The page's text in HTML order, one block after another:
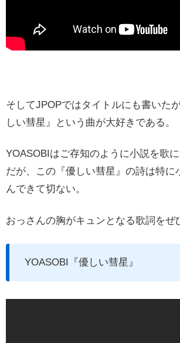
そしてJPOPではタイトルにも書いた
しい彗星』という曲が大好きである。
YOASOBIはご存知のように小説を歌
だが、この『優しい彗星』の詩は特に
んできて切ない。
おっさんの胸がキュンとなる歌詞をぜ
YOASOBI『優しい彗星』